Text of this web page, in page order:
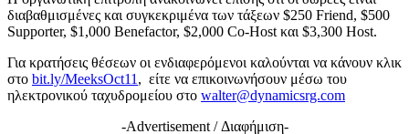
διαβαθμισμένες και συγκεκριμένα των τάξεων $250 Friend, $500
Supporter, $1,000 Benefactor, $2,000 Co-Host και $3,300 Host.
Για κρατήσεις θέσεων οι ενδιαφερόμενοι καλούνται να κάνουν κλικ
στο bit.ly/MeeksOct11, είτε να επικοινωνήσουν μέσω του
ηλεκτρονικού ταχυδρομείου στο walter@dynamicsrg.com
-Advertisement / Διαφήμιση-